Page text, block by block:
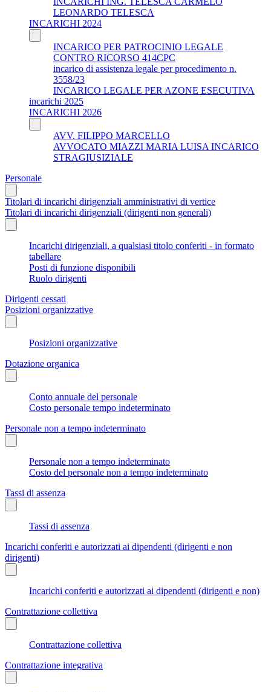
LEONARDO TELESCA
INCARICHI 2024
INCARICO PER PATROCINIO LEGALE
CONTRO RICORSO 414CPC
incarico di assistenza legale per procedimento n.
3558/23
INCARICO LEGALE PER AZONE ESECUTIVA
incarichi 2025
INCARICHI 2026
AVV. FILIPPO MARCELLO
AVVOCATO MIAZZI MARIA LUISA INCARICO
STRAGIUSIZIALE
Personale
Titolari di incarichi dirigenziali amministrativi di vertice
Titolari di incarichi dirigenziali (dirigenti non generali)
Incarichi dirigenziali, a qualsiasi titolo conferiti - in formato
tabellare
Posti di funzione disponibili
Ruolo dirigenti
Dirigenti cessati
Posizioni organizzative
Posizioni organizzative
Dotazione organica
Conto annuale del personale
Costo personale tempo indeterminato
Personale non a tempo indeterminato
Personale non a tempo indeterminato
Costo del personale non a tempo indeterminato
Tassi di assenza
Tassi di assenza
Incarichi conferiti e autorizzati ai dipendenti (dirigenti e non
dirigenti)
Incarichi conferiti e autorizzati ai dipendenti (dirigenti e non)
Contrattazione collettiva
Contrattazione collettiva
Contrattazione integrativa